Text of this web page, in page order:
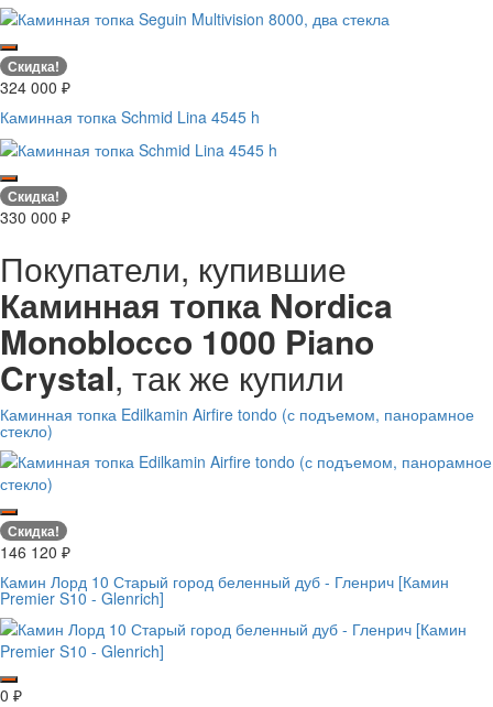
Скидка!
324 000 ₽
Каминная топка Schmid Lina 4545 h
Скидка!
330 000 ₽
Покупатели, купившие
Каминная топка Nordica
Monoblocco 1000 Piano
Crystal, так же купили
Каминная топка Edilkamin Airfire tondo (с подъемом, панорамное
стекло)
Скидка!
146 120 ₽
Камин Лорд 10 Старый город беленный дуб - Гленрич [Камин
Premier S10 - Glenrich]
0 ₽